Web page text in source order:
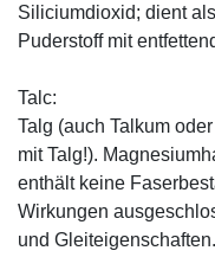
Siliciumdioxid; dient
Puderstoff mit
Talc:
Talg (auch Talkum
mit Talg!).
enthält keine
Wirkungen
und Gleiteigenschaften.